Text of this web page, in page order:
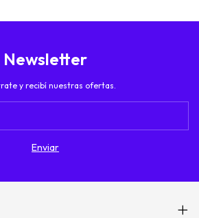
Newsletter
y recibí nuestras ofertas.